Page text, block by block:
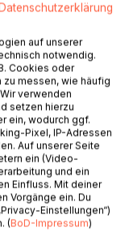
Alhaji,
zu finden.
aufregende,
Alter von 22
des
war
Hausa-Literatur,
oder in
sollten Werke auf
Bald
Datenschutzerklärung
auf unserer
notwendig.
Cookies oder
messen, wie häufig
verwenden
setzen hierzu
ein, wodurch ggf.
Pixel, IP-Adressen
Auf unserer Seite
ein (Video-
und ein
Einfluss. Mit deiner
Vorgänge ein. Du
Einstellungen“)
(BoD-Impressum)